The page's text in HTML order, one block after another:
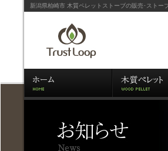
新潟県柏崎市 木質ペレットストーブの販売･ストー